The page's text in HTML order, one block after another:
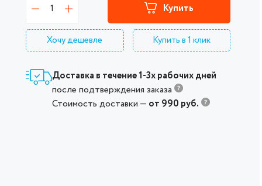
1 Купить
Хочу дешевле Купить в 1 клик
Доставка в течение 1-3х рабочих дней
после подтверждения заказа
Стоимость доставки — от 990 руб.